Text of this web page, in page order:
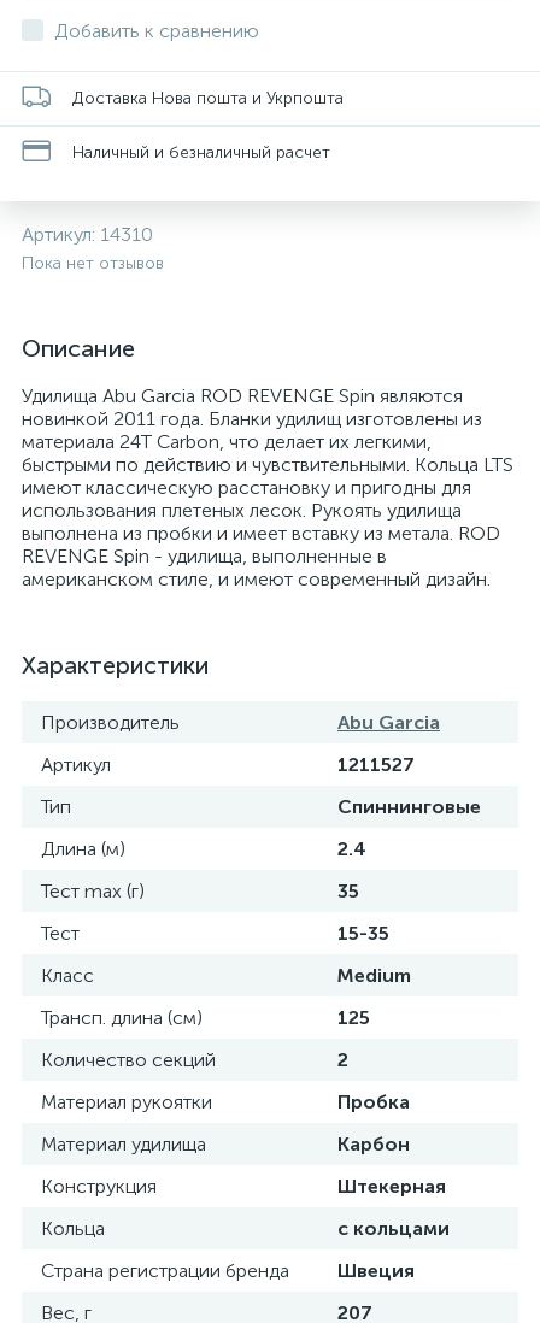
Добавить к сравнению
Доставка Нова пошта и Укрпошта
Наличный и безналичный расчет
Артикул: 14310
Пока нет отзывов
Описание
Удилища Abu Garcia ROD REVENGE Spin являются
новинкой 2011 года. Бланки удилищ изготовлены из
материала 24T Carbon, что делает их легкими,
быстрыми по действию и чувствительными. Кольца LTS
имеют классическую расстановку и пригодны для
использования плетеных лесок. Рукоять удилища
выполнена из пробки и имеет вставку из метала. ROD
REVENGE Spin - удилища, выполненные в
американском стиле, и имеют современный дизайн.
Характеристики
Производитель
Abu Garcia
Артикул
1211527
Тип
Спиннинговые
Длина (м)
2.4
Тест max (г)
35
Тест
15-35
Класс
Medium
Трансп. длина (см)
125
Количество секций
2
Материал рукоятки
Пробка
Материал удилища
Карбон
Конструкция
Штекерная
Кольца
с кольцами
Страна регистрации бренда
Швеция
Вес, г
207